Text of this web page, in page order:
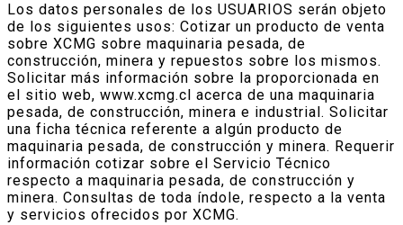
Los datos personales de los USUARIOS serán objeto
de los siguientes usos: Cotizar un producto de venta
sobre XCMG sobre maquinaria pesada, de
construcción, minera y repuestos sobre los mismos.
Solicitar más información sobre la proporcionada en
el sitio web, www.xcmg.cl acerca de una maquinaria
pesada, de construcción, minera e industrial. Solicitar
una ficha técnica referente a algún producto de
maquinaria pesada, de construcción y minera. Requerir
información cotizar sobre el Servicio Técnico
respecto a maquinaria pesada, de construcción y
minera. Consultas de toda índole, respecto a la venta
y servicios ofrecidos por XCMG.